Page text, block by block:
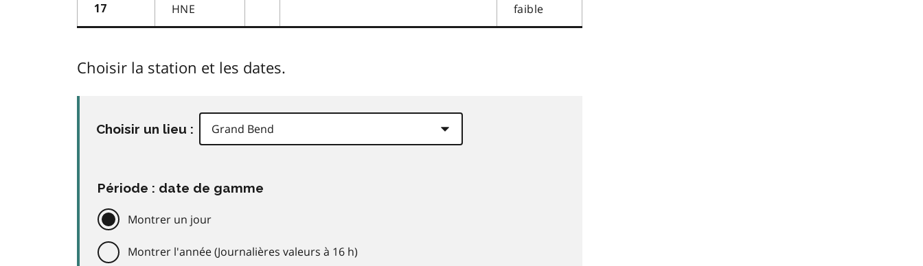
17
HNE
faible
Choisir la station et les dates.
Choisir un lieu :
Période : date de gamme
Montrer un jour
Montrer l'année (Journalières valeurs à 16 h)